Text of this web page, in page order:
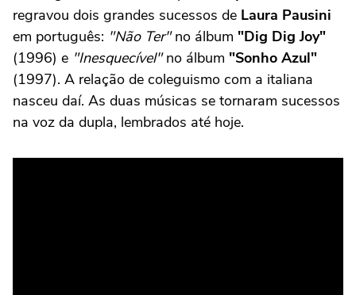
regravou dois grandes sucessos de Laura Pausini
em português: "Não Ter"no álbum "Dig Dig Joy"
(1996) e "Inesquecível"no álbum "Sonho Azul"
(1997). A relação de coleguismo com a italiana
nasceu daí. As duas músicas se tornaram sucessos
na voz da dupla, lembrados até hoje.